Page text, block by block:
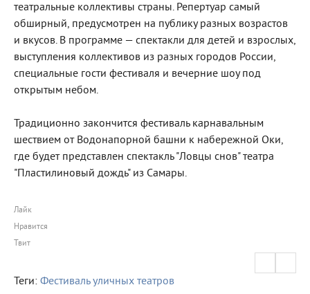
театральные коллективы страны. Репертуар самый
обширный, предусмотрен на публику разных возрастов
и вкусов. В программе — спектакли для детей и взрослых,
выступления коллективов из разных городов России,
специальные гости фестиваля и вечерние шоу под
открытым небом.
Традиционно закончится фестиваль карнавальным
шествием от Водонапорной башни к набережной Оки,
где будет представлен спектакль "Ловцы снов" театра
"Пластилиновый дождь" из Самары.
Лайк
Нравится
Твит
Теги: Фестиваль уличных театров